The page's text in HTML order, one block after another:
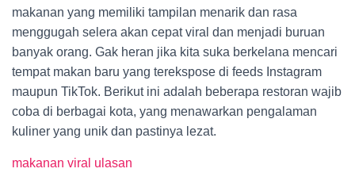
makanan yang memiliki tampilan menarik dan rasa
menggugah selera akan cepat viral dan menjadi buruan
banyak orang. Gak heran jika kita suka berkelana mencari
tempat makan baru yang terekspose di feeds Instagram
maupun TikTok. Berikut ini adalah beberapa restoran wajib
coba di berbagai kota, yang menawarkan pengalaman
kuliner yang unik dan pastinya lezat.
makanan viral ulasan